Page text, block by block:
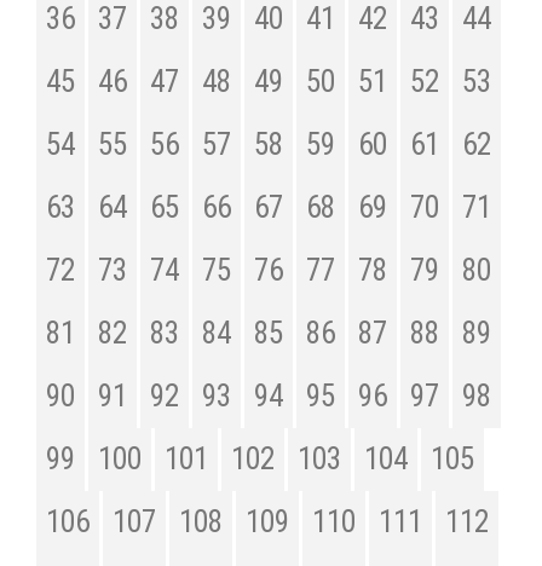
36
37 38 39 40 41 42 43
44
45
46 47 48 49 50 51 52
53
54
55 56 57 58 59 60 61
62
63
64 65 66 67 68 69 70
71
72
73 74 75 76 77 78 79
80
81
82 83 84 85 86 87 88
89
90
91 92 93 94 95 96 97
98
99
100 101 102 103 104
105
106
107 108 109 110 111
112